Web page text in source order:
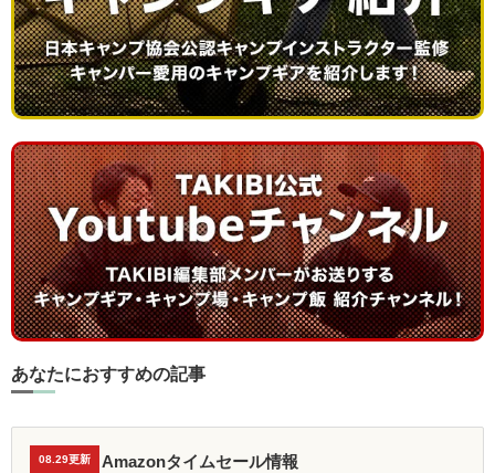
あなたにおすすめの記事
08.29更新 Amazonタイムセール情報